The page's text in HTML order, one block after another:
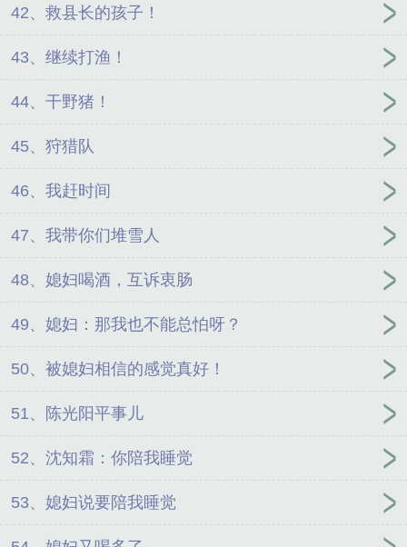
42、救县长的孩子！
43、继续打渔！
44、干野猪！
45、狩猎队
46、我赶时间
47、我带你们堆雪人
48、媳妇喝酒，互诉衷肠
49、媳妇：那我也不能总怕呀？
50、被媳妇相信的感觉真好！
51、陈光阳平事儿
52、沈知霜：你陪我睡觉
53、媳妇说要陪我睡觉